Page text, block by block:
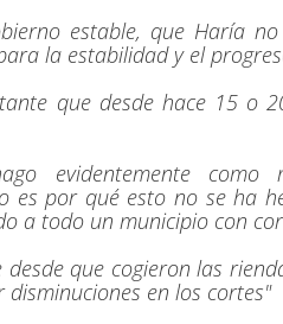
estable, que Haría
la estabilidad y el
que desde hace 15 o
evidentemente como
es por qué esto no se ha
a todo un municipio con
que cogieron las
disminuciones en los cortes"